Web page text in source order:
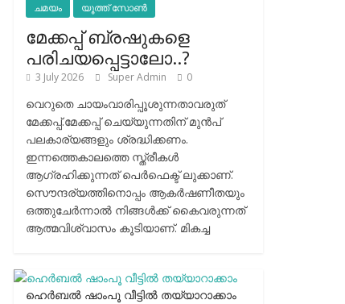
ചമയം യൂത്ത് സോൺ
മേക്കപ്പ് ബ്രഷുകളെ
പരിചയപ്പെട്ടാലോ..?
3 July 2026 Super Admin 0
വെറുതെ ചായംവാരിപ്പൂശുന്നതാവരുത്
മേക്കപ്പ്.മേക്കപ്പ് ചെയ്യുന്നതിന് മുന്‍പ്
പലകാര്യങ്ങളും ശ്രദ്ധിക്കണം.
ഇന്നത്തെകാലത്തെ സ്ത്രീകള്‍
ആഗ്രഹിക്കുന്നത് പെര്‍ഫെക്ട് ലുക്കാണ്.
സൌന്ദര്യത്തിനൊപ്പം ആകര്‍ഷണീതയും
ഒത്തുചേര്‍ന്നാല്‍ നിങ്ങള്‍ക്ക് കൈവരുന്നത്
ആത്മവിശ്വാസം കൂടിയാണ്. മികച്ച
ഹെര്‍ബല്‍ ഷാംപൂ വീട്ടില്‍ തയ്യാറാക്കാം